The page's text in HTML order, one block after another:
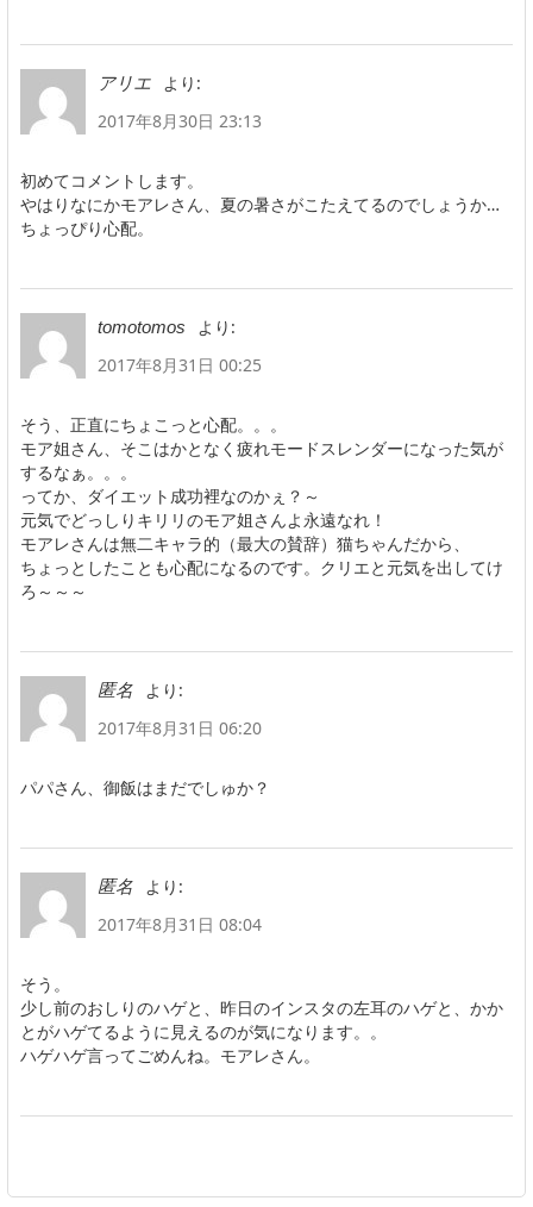
アリエ
より:
2017年8月30日 23:13
初めてコメントします。
やはりなにかモアレさん、夏の暑さがこたえてるのでしょうか…
ちょっぴり心配。
tomotomos
より:
2017年8月31日 00:25
そう、正直にちょこっと心配。。。
モア姐さん、そこはかとなく疲れモードスレンダーになった気が
するなぁ。。。
ってか、ダイエット成功裡なのかぇ？～
元気でどっしりキリリのモア姐さんよ永遠なれ！
モアレさんは無二キャラ的（最大の賛辞）猫ちゃんだから、
ちょっとしたことも心配になるのです。クリエと元気を出してけ
ろ～～～
匿名
より:
2017年8月31日 06:20
パパさん、御飯はまだでしゅか？
匿名
より:
2017年8月31日 08:04
そう。
少し前のおしりのハゲと、昨日のインスタの左耳のハゲと、かか
とがハゲてるように見えるのが気になります。。
ハゲハゲ言ってごめんね。モアレさん。